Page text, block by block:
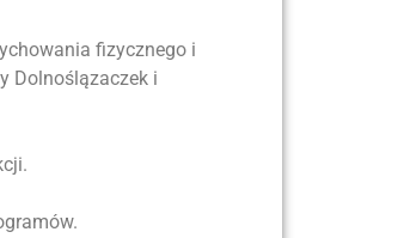
fizycznego i
Dolnoślązaczek i